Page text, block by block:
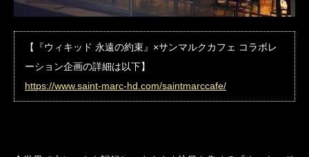
【『ウィキッド 永遠の約束』×サンマルクカフェ コラボレ
ーション企画の詳細は以下】
https://www.saint-marc-hd.com/saintmarccafe/